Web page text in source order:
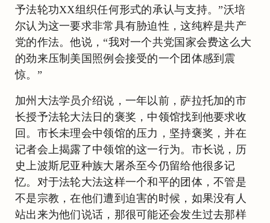
予法轮功XX组织任何形式的承认与支持。”沃培
尔认为这一要求非常具有胁迫性，这纯粹是共产
党的作法。他说，“我对一个共党国家会费这么大
的劲来压制美国照例会接受的一个团体感到震
惊。”
加州大法学员介绍说，一年以前，萨拉托加的市
长授予法轮大法日的褒奖，中领馆找到他要求收
回。市长未理会中领馆的压力，坚持褒奖，并在
记者会上揭露了中领馆的这一行为。市长说，历
史上波斯尼亚种族大屠杀至今仍留给他很多记
忆。对于法轮大法这样一个和平的团体，不管是
不是宗教，在他们遭到迫害的时候，如果没有人
站出来为他们说话，那很可能还会发生过去那样